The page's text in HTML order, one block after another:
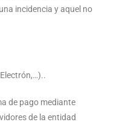
incidencia y aquel no
de pago mediante
de la entidad